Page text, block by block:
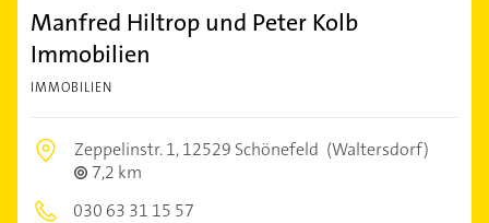
Manfred Hiltrop und Peter Kolb
Immobilien
IMMOBILIEN
Zeppelinstr. 1,12529 Schönefeld (Waltersdorf)
7,2 km
030 63 31 15 57